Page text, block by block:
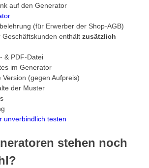
auf den Generator
(für Erwerber der Shop-AGB)
Geschäftskunden enthältzusätzlich
& PDF-Datei
im Generator
(gegen Aufpreis)
der Muster
unverbindlich testen
stehen noch